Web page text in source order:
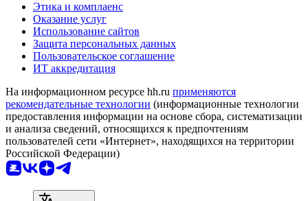
Этика и комплаенс
Оказание услуг
Использование сайтов
Защита персональных данных
Пользовательское соглашение
ИТ аккредитация
На информационном ресурсе hh.ru применяются
рекомендательные технологии (информационные технологии
предоставления информации на основе сбора, систематизации
и анализа сведений, относящихся к предпочтениям
пользователей сети «Интернет», находящихся на территории
Российской Федерации)